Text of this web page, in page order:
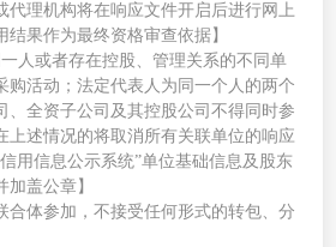
代理机构将在响应文件开启后进行网上
果作为最终资格审查依据】
人或者存在控股、管理关系的不同单
购活动 ；法定代表人为同一个人的两个
、全资子公司及其控股公司不得同时参
上述情况的将取消所有关联单位的响应
用信息公示系统”单位基础信息及股东
盖公章】
合体参加 ，不接受任何形式的转包、分